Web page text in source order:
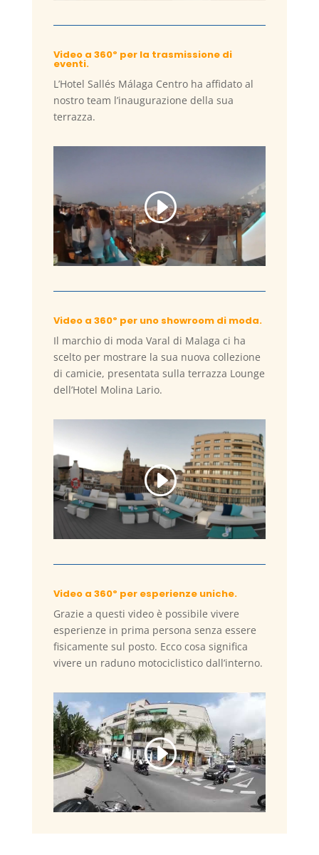
Video a 360º per la trasmissione di
eventi.
L’Hotel Sallés Málaga Centro ha affidato al
nostro team l’inaugurazione della sua
terrazza.
Video a 360º per uno showroom di moda.
Il marchio di moda Varal di Malaga ci ha
scelto per mostrare la sua nuova collezione
di camicie, presentata sulla terrazza Lounge
dell’Hotel Molina Lario.
Video a 360º per esperienze uniche.
Grazie a questi video è possibile vivere
esperienze in prima persona senza essere
fisicamente sul posto. Ecco cosa significa
vivere un raduno motociclistico dall’interno.